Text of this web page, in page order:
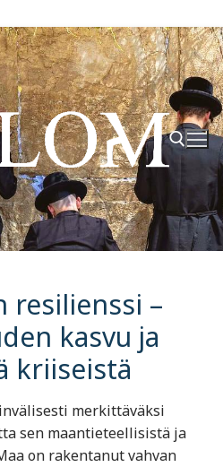
Hae:
resilienssi –
kasvu ja
kriiseistä
merkittäväksi
sen maantieteellisistä ja
on rakentanut vahvan